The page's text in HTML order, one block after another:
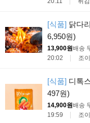
[식품] 닭다
6,950원)
13,900원배송
20:02
조
[식품] 디톡
497원)
14,900원배송
19:59
조